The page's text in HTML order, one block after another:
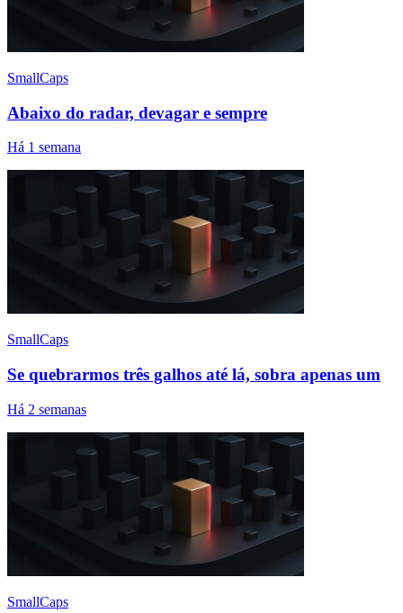
SmallCaps
Abaixo do radar, devagar e sempre
Há 1 semana
SmallCaps
Se quebrarmos três galhos até lá, sobra apenas um
Há 2 semanas
SmallCaps